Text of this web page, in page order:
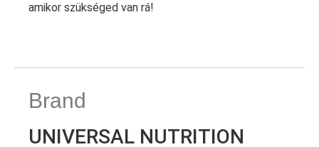
amikor szükséged van rá!
Brand
UNIVERSAL NUTRITION